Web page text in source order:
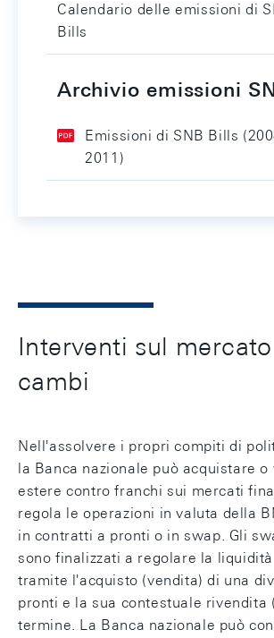
Calendario delle emissioni di
Bills
Archivio emissioni
Emissioni di SNB Bills
2011)
Interventi sul
cambi
Nell'assolvere i propri compiti di
la Banca nazionale può acquistare o
estere contro franchi sui mercati
regola le operazioni in valuta della
in contratti a pronti o in swap. Gli
sono finalizzati a regolare la
tramite l'acquisto (vendita) di una
pronti e la sua contestuale rivendita
termine. La Banca nazionale può